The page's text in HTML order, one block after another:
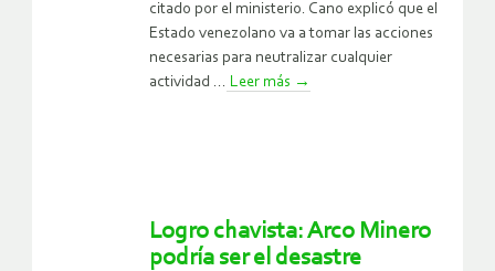
citado por el ministerio. Cano explicó que el
Estado venezolano va a tomar las acciones
necesarias para neutralizar cualquier
actividad ... Leer más →
Logro chavista: Arco Minero
podría ser el desastre